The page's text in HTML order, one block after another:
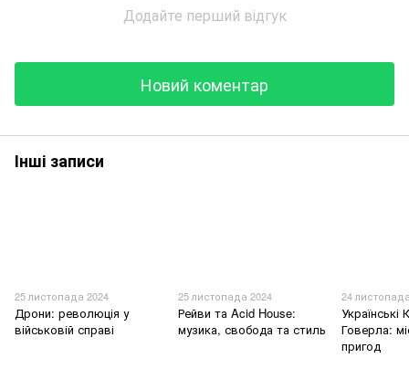
Додайте перший відгук
Новий коментар
Інші записи
25 листопада 2024
Дрони: революція у
військовій справі
25 листопада 2024
Рейви та Acid House:
музика, свобода та стиль
24
Українські
Говерла:
пригод